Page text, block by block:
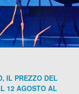
IL PREZZO DEL
12 AGOSTO AL